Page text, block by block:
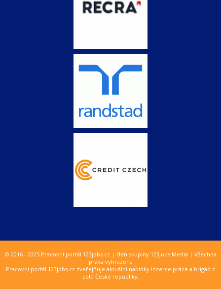
© 2016 - 2025 Pracovní portál 123jobs.cz | člen skupiny 123jobs Media | Všechna
práva vyhrazena
Pracovní portál 123jobs.cz zveřejňuje aktuální nabídky inzerce práce a brigád z
celé České republiky.